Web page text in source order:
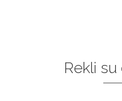
Rekli su